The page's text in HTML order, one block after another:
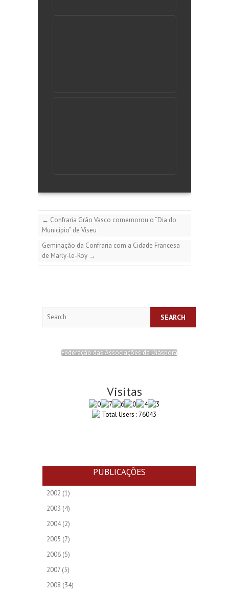
← Confraria Grão Vasco comemorou o “Dia do
Município” de Viseu
Geminação da Confraria com a Cidade Francesa
de Marly-le-Roy →
Federação das Associações da Diáspora
Visitas
Total Users : 76043
PUBLICAÇÕES
2002 (1)
2003 (4)
2004(2)
2005 (7)
2006 (5)
2007 (5)
2008 (34)